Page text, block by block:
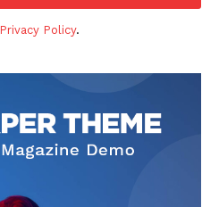
Privacy Policy.